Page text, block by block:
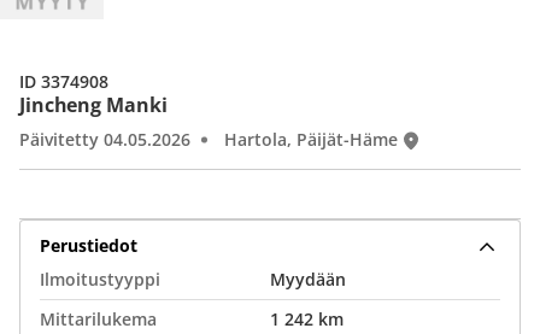
Jincheng Manki
Päivitetty 04.05.2026 Hartola, Päijät-Häme
ID 3374908
Perustiedot
Ilmoitustyyppi
Myydään
Mittarilukema
1 242 km